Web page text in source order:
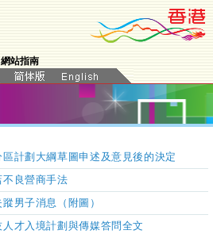
網站指南
計劃大綱草圖申述及意見後的決定
良營商手法
男子消息（附圖）
才入境計劃與傳媒答問全文